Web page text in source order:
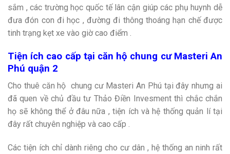
sắm , các trường học quốc tế lân cận giúp các phụ huynh dễ
đưa đón con đi học , đường đi thông thoáng hạn chế được
tinh trạng kẹt xe vào giờ cao điểm .
Tiện ích cao cấp tại căn hộ chung cư Masteri An
Phú quận 2
Cho thuê căn hộ chung cư Masteri An Phú tại đây nhưng ai
đã quen về chủ đầu tư Thảo Điền Invesment thì chắc chắn
họ sẽ không thể ở đâu nữa , tiện ích và hệ thống quản lí tại
đây rất chuyên nghiệp và cao cấp .
Các tiện ích chỉ dành riêng cho cư dân , hệ thống an ninh rất